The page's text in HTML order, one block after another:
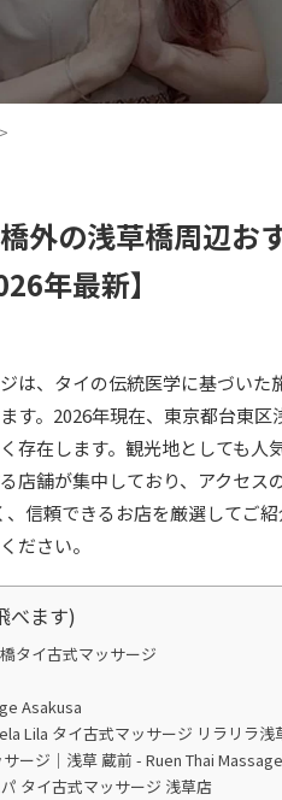
>
外の浅草橋周辺お
年最新】
は、タイの伝統医学に基づい
す。2026年現在、東京都台東
存在します。観光地としても
店舗が集中しており、アクセス
信頼できるお店を厳選してご
ださい。
べます)
タイ古式マッサージ
Asakusa
Lila タイ古式マッサージ リラリラ浅
ージ｜浅草 蔵前 - Ruen Thai Massage
タイ古式マッサージ 浅草店